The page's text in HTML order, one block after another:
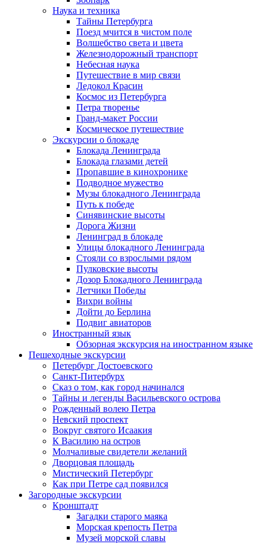
Наука и техника
Тайны Петербурга
Поезд мчится в чистом поле
Волшебство света и цвета
Железнодорожный транспорт
Небесная наука
Путешествие в мир связи
Ледокол Красин
Космос из Петербурга
Петра творенье
Гранд-макет России
Космическое путешествие
Экскурсии о блокаде
Блокада Ленинграда
Блокада глазами детей
Пропавшие в кинохронике
Подводное мужество
Музы блокадного Ленинграда
Путь к победе
Синявинские высоты
Дорога Жизни
Ленинград в блокаде
Улицы блокадного Ленинграда
Стояли со взрослыми рядом
Пулковские высоты
Дозор Блокадного Ленинграда
Летчики Победы
Вихри войны
Дойти до Берлина
Подвиг авиаторов
Иностранный язык
Обзорная экскурсия на иностранном языке
Пешеходные экскурсии
Петербург Достоевского
Санкт-Питербурх
Сказ о том, как город начинался
Тайны и легенды Васильевского острова
Рожденный волею Петра
Невский проспект
Вокруг святого Исаакия
К Василию на остров
Молчаливые свидетели желаний
Дворцовая площадь
Мистический Петербург
Как при Петре сад появился
Загородные экскурсии
Кронштадт
Загадки старого маяка
Морская крепость Петра
Музей морской славы